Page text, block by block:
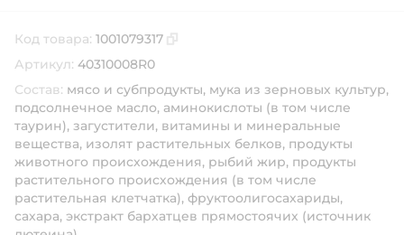
Код товара: 1001079317
Артикул: 40310008R0
Состав: мясо и субпродукты, мука из зерновых культур,
подсолнечное масло, аминокислоты (в том числе
таурин), загустители, витамины и минеральные
вещества, изолят растительных белков, продукты
животного происхождения, рыбий жир, продукты
растительного происхождения (в том числе
растительная клетчатка), фруктоолигосахариды,
сахара, экстракт бархатцев прямостоячих (источник